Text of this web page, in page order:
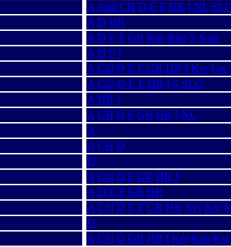
A And CH D E F HR I NL
A D HR
A D E F GR Kos Rho S Sam
A D F I
A Chi D E F GR HR I Kre Les
A Cor D E F HR I S SLO
A HR I
A CH D F GR HR I NL
A
A CH D
D
A Chi D F GR HR I
A D E F GR HR
A Chi D E F GR HR Kef Kre
D
A Chi D GR HR I Kef Kos Kre